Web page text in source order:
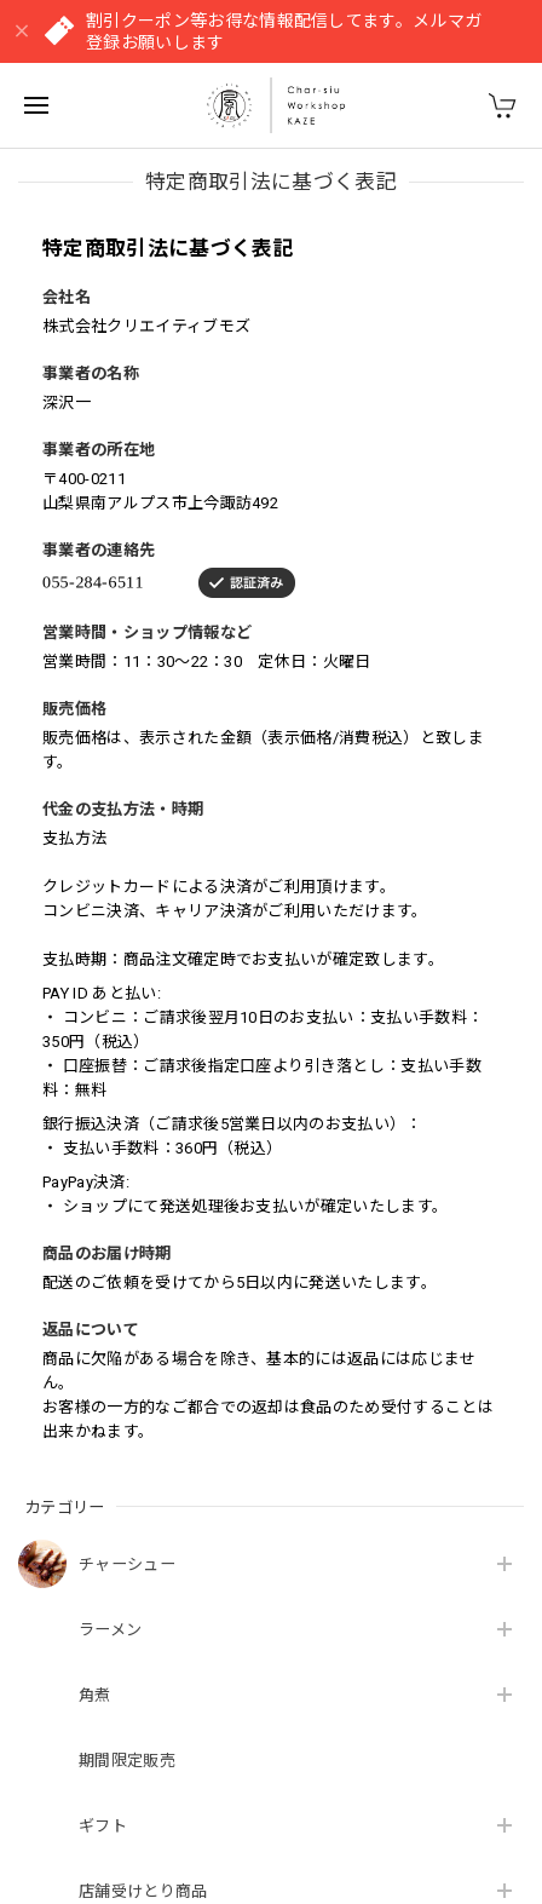
割引クーポン等お得な情報配信してます。メルマガ
登録お願いします
カテゴリー
チャーシュー
ラーメン
角煮
期間限定販売
ギフト
店舗受けとり商品
特定商取引法に基づく表記
特定商取引法に基づく表記
会社名
株式会社クリエイティブモズ
事業者の名称
深沢一
事業者の所在地
〒400-0211
山梨県南アルプス市上今諏訪492
事業者の連絡先
営業時間・ショップ情報など
営業時間：11：30～22：30 定休日：火曜日
販売価格
販売価格は、表示された金額（表示価格/消費税込）と致しま
す。
代金の支払方法・時期
支払方法
クレジットカードによる決済がご利用頂けます。
コンビニ決済、キャリア決済がご利用いただけます。
支払時期：商品注文確定時でお支払いが確定致します。
PAY ID あと払い:
・ コンビニ：ご請求後翌月10日のお支払い：支払い手数料：
350円（税込）
・ 口座振替：ご請求後指定口座より引き落とし：支払い手数
料：無料
銀行振込決済（ご請求後5営業日以内のお支払い）：
・ 支払い手数料：360円（税込）
PayPay決済:
・ ショップにて発送処理後お支払いが確定いたします。
商品のお届け時期
配送のご依頼を受けてから5日以内に発送いたします。
返品について
商品に欠陥がある場合を除き、基本的には返品には応じませ
ん。
お客様の一方的なご都合での返却は食品のため受付することは
出来かねます。